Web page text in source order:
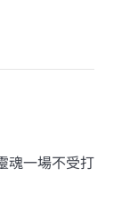
魂一場不受打